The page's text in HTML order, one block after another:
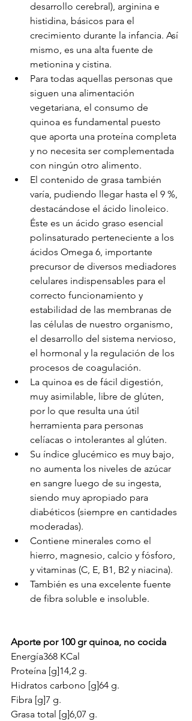
desarrollo cerebral), arginina e
histidina, básicos para el
crecimiento durante la infancia. Así
mismo, es una alta fuente de
metionina y cistina.
Para todas aquellas personas que
siguen una alimentación
vegetariana, el consumo de
quinoa es fundamental puesto
que aporta una proteína completa
y no necesita ser complementada
con ningún otro alimento.
El contenido de grasa también
varía, pudiendo llegar hasta el 9 %,
destacándose el ácido linoleico.
Éste es un ácido graso esencial
polinsaturado perteneciente a los
ácidos Omega 6, importante
precursor de diversos mediadores
celulares indispensables para el
correcto funcionamiento y
estabilidad de las membranas de
las células de nuestro organismo,
el desarrollo del sistema nervioso,
el hormonal y la regulación de los
procesos de coagulación.
La quinoa es de fácil digestión,
muy asimilable, libre de glúten,
por lo que resulta una útil
herramienta para personas
celíacas o intolerantes al glúten.
Su índice glucémico es muy bajo,
no aumenta los niveles de azúcar
en sangre luego de su ingesta,
siendo muy apropiado para
diabéticos (siempre en cantidades
moderadas).
Contiene minerales como el
hierro, magnesio, calcio y fósforo,
y vitaminas (C, E, B1, B2 y niacina).
También es una excelente fuente
de fibra soluble e insoluble.
Aporte por 100 gr quinoa, no cocida
Energía368 KCal
Proteína [g]14,2 g.
Hidratos carbono [g]64 g.
Fibra [g]7 g.
Grasa total [g]6,07 g.